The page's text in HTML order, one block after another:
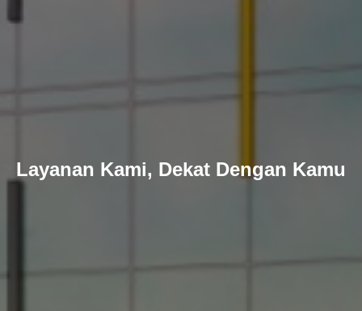
Layanan Kami, Dekat Dengan Kamu